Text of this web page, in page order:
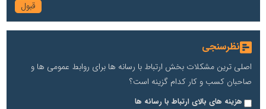
نظرسنجی
اصلی ترین مشکلات بخش ارتباط با رسانه ها برای روابط عمومی ها و
صاحبان کسب و کار کدام گزینه است؟
هزینه های بالای ارتباط با رسانه ها